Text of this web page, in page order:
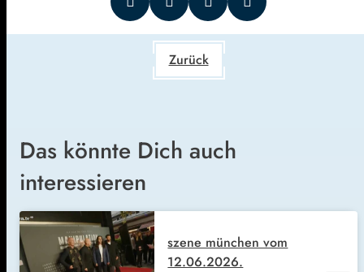
Zurück
Das könnte Dich auch
interessieren
szene münchen vom
12.06.2026.